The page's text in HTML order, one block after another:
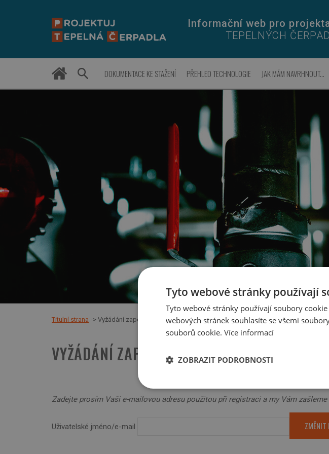
Informační web pro
TEPELNÝCH
DOKUMENTACE KE STAŽENÍ PŘEHLED TECHNOLOGIE JAK MÁM NAVRHNOUT...
Titulní strana Vyžádání zapomenutého hesla
VYŽÁDÁNÍ ZAPOMENUTÉHO HESLA
Zadejte prosím Vaši e-mailovou adresu použitou při registraci a my Vám
Uživatelské jméno/e-mail ZMĚNIT
Tyto webové stránky používají
Tyto webové stránky používají soubory
webových stránek souhlasíte se všemi
souborů cookie. Více informací
ZOBRAZIT PODROBNOSTI
Nezbytně nutné
soubory
Výkonové
soubory